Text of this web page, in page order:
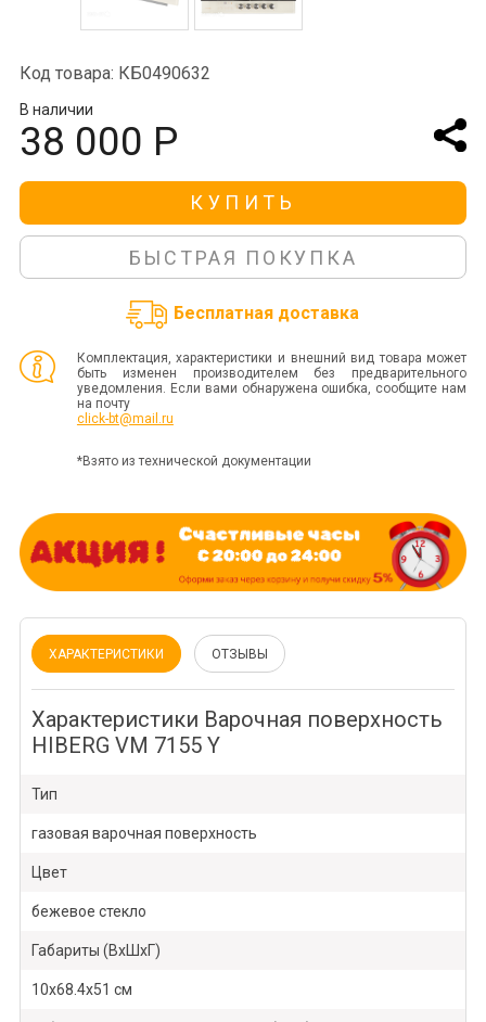
Код товара: КБ0490632
В наличии
38 000 Р
КУПИТЬ
БЫСТРАЯ ПОКУПКА
Бесплатная доставка
Комплектация, характеристики и внешний вид товара может
быть изменен производителем без предварительного
уведомления. Если вами обнаружена ошибка, сообщите нам
на почту
click-bt@mail.ru
*Взято из технической документации
ХАРАКТЕРИСТИКИ ОТЗЫВЫ
Характеристики Варочная поверхность
HIBERG VM 7155 Y
Тип
газовая варочная поверхность
Цвет
бежевое стекло
Габариты (ВхШхГ)
10х68.4х51 см